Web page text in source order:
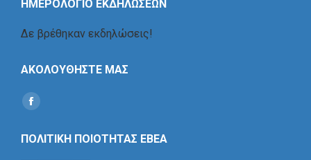
ΗΜΕΡΟΛΟΓΙΟ ΕΚΔΗΛΩΣΕΩΝ
Δε βρέθηκαν εκδηλώσεις!
ΑΚΟΛΟΥΘΗΣΤΕ ΜΑΣ
Find us on:
Social
ΠΟΛΙΤΙΚΗ ΠΟΙΟΤΗΤΑΣ ΕΒΕΑ